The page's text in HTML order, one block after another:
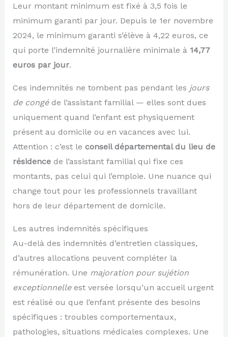
Leur montant minimum est fixé à 3,5 fois le
minimum garanti par jour. Depuis le 1er novembre
2024, le minimum garanti s’élève à 4,22 euros, ce
qui porte l’indemnité journalière minimale à 14,77
euros par jour.
Ces indemnités ne tombent pas pendant les jours
de congéde l’assistant familial — elles sont dues
uniquement quand l’enfant est physiquement
présent au domicile ou en vacances avec lui.
Attention : c’est le conseil départemental du lieu de
résidencede l’assistant familial qui fixe ces
montants, pas celui qui l’emploie. Une nuance qui
change tout pour les professionnels travaillant
hors de leur département de domicile.
Les autres indemnités spécifiques
Au-delà des indemnités d’entretien classiques,
d’autres allocations peuvent compléter la
rémunération. Une majoration pour sujétion
exceptionnelleest versée lorsqu’un accueil urgent
est réalisé ou que l’enfant présente des besoins
spécifiques : troubles comportementaux,
pathologies, situations médicales complexes. Une